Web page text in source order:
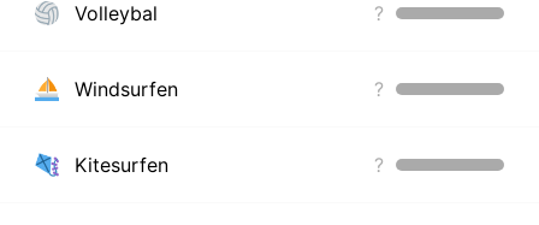
Volleybal ?
Windsurfen ?
Kitesurfen ?